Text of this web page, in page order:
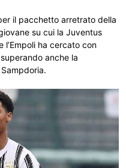
il pacchetto arretrato della
su cui la Juventus
ha cercato con
anche la